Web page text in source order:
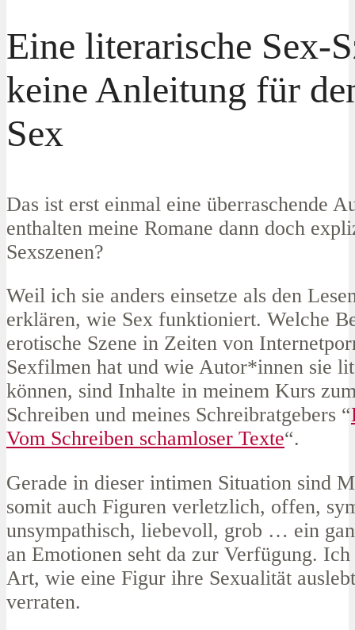
Eine literarische Sex-
keine Anleitung für
Sex
Das ist erst einmal eine überraschende
enthalten meine Romane dann doch
Sexszenen?
Weil ich sie anders einsetze als den
erklären, wie Sex funktioniert. Welche
erotische Szene in Zeiten von
Sexfilmen hat und wie Autor*innen sie
können, sind Inhalte in meinem Kurs
Schreiben und meines Schreibratgebers “
Vom Schreiben schamloser Texte“.
Gerade in dieser intimen Situation sind
somit auch Figuren verletzlich, offen,
unsympathisch, liebevoll, grob … ein
an Emotionen seht da zur Verfügung.
Art, wie eine Figur ihre Sexualität
verraten.